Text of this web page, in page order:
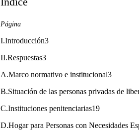
Página
I.Introducción3
II.Respuestas3
A.Marco normativo e institucional3
B.Situación de las personas privadas de
C.Instituciones penitenciarias19
D.Hogar para Personas con Necesidades